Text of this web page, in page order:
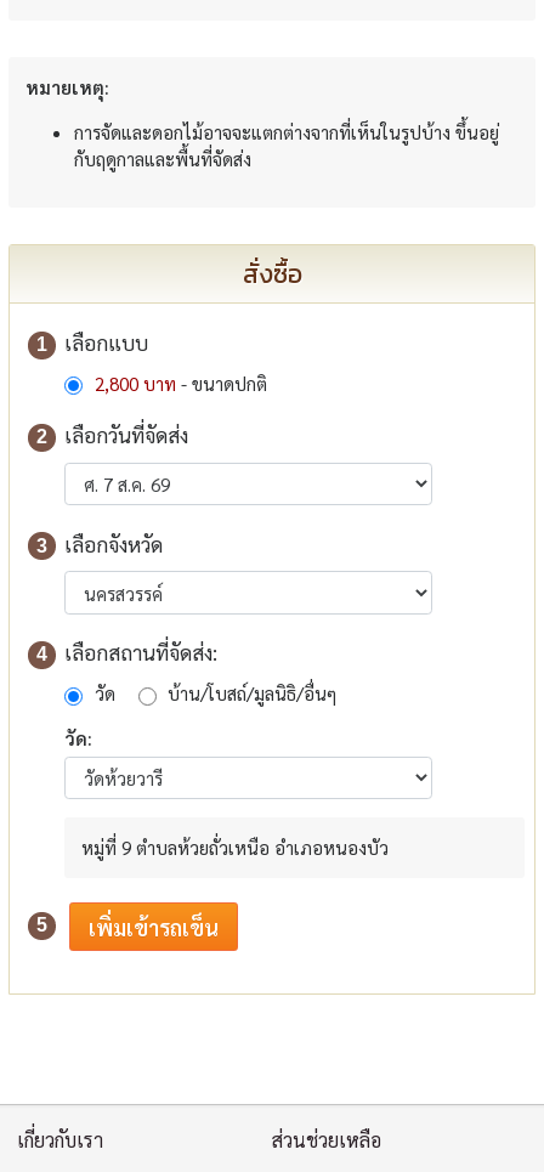
หมายเหตุ:
การจัดและดอกไม้อาจจะแตกต่างจากที่เห็นในรูปบ้าง ขึ้นอยู่
กับฤดูกาลและพื้นที่จัดส่ง
สั่งซื้อ
1 เลือกแบบ
2,800 บาท - ขนาดปกติ
2 เลือกวันที่จัดส่ง
3 เลือกจังหวัด
4 เลือกสถานที่จัดส่ง:
วัด
บ้าน/โบสถ์/มูลนิธิ/อื่นๆ
วัด:
หมู่ที่ 9 ตำบลห้วยถั่วเหนือ อำเภอหนองบัว
5
เกี่ยวกับเรา ส่วนช่วยเหลือ